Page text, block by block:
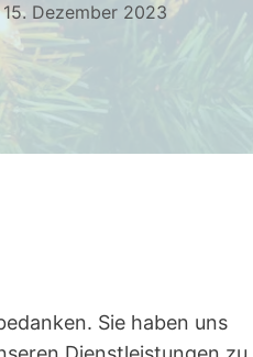
15. Dezember 2023
Sie haben uns